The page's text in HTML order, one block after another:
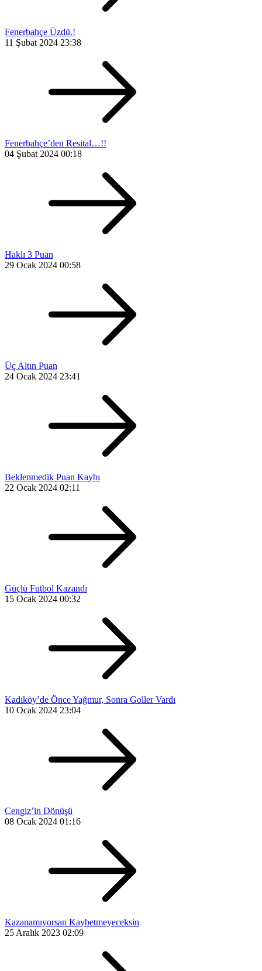
Fenerbahçe Üzdü.!
11 Şubat 2024 23:38
Fenerbahçe’den Resital…!!
04 Şubat 2024 00:18
Haklı 3 Puan
29 Ocak 2024 00:58
Üç Altın Puan
24 Ocak 2024 23:41
Beklenmedik Puan Kaybı
22 Ocak 2024 02:11
Güçlü Futbol Kazandı
15 Ocak 2024 00:32
Kadıköy’de Önce Yağmur, Sonra Goller Vardı
10 Ocak 2024 23:04
Cengiz’in Dönüşü
08 Ocak 2024 01:16
Kazanamıyorsan Kaybetmeyeceksin
25 Aralık 2023 02:09